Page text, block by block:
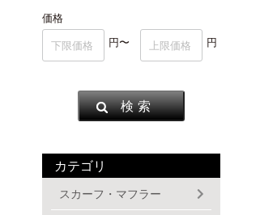
価格
円〜
円
検 索
カテゴリ
スカーフ・マフラー